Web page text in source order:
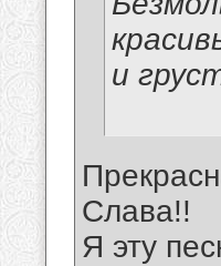
и
Слава!!
Я эту